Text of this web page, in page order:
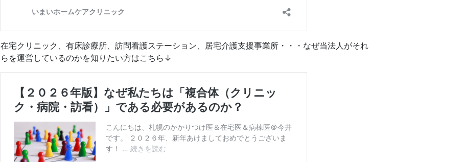
在宅クリニック、有床診療所、訪問看護ステーション、居宅介護支援事業所・・・なぜ当法人がそれ
らを運営しているのかを知りたい方はこちら↓